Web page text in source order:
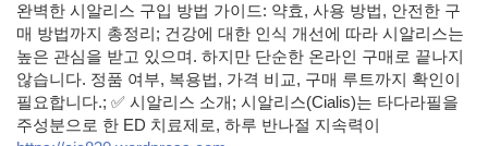
완벽한 시알리스 구입 방법 가이드: 약효, 사용 방법, 안전한 구
매 방법까지 총정리; 건강에 대한 인식 개선에 따라 시알리스는
높은 관심을 받고 있으며. 하지만 단순한 온라인 구매로 끝나지
않습니다. 정품 여부, 복용법, 가격 비교, 구매 루트까지 확인이
필요합니다.; ✅ 시알리스 소개; 시알리스(Cialis)는 타다라필을
주성분으로 한 ED 치료제로, 하루 반나절 지속력이